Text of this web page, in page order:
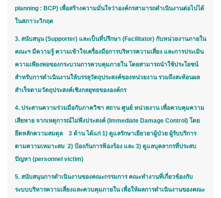
planning : BCP) เพื่อสร้างความมั่นใจว่าองค์กรสามารถดำเนินงานต่อไปได้
ในสภาวะวิกฤต
3. สนับสนุน (Supporter) และเป็นที่ปรึกษา (Facilitator) กับหน่วยงานภายใน
คณะฯ มีความรู้ ความเข้าใจเครื่องมือการบริหารความเสี่ยง และการประเมิน
ความเพียงพอของกระบวนการควบคุมภายใน โดยสามารถนำใช้ประโยชน์
สำหรับการดำเนินงานให้บรรลุวัตถุประสงค์ของหน่วยงาน รวมถึงสะท้อนผล
สำเร็จตามวัตถุประสงค์เชิงกลยุทธขององค์กร
4. ประสานความร่วมมือกับภาควิชา สถาน ศูนย์ หน่วยงาน เพื่อควบคุมความ
เสียหาย จากเหตุการณ์ไม่พึงประสงค์ (Immediate Damage Control) โดย
ยึดหลักความสมดุล 3 ด้าน ได้แก่ 1) ดูแลรักษาเยียวยาผู้ป่วย ผู้รับบริการ
ตามความเหมาะสม 2) ป้องกันการฟ้องร้อง และ 3) ดูแลบุคลากรที่ประสบ
ปัญหา (personnel victim)
5. สนับสนุนการดำเนินงานของคณะกรรมการ คณะทำงานที่เกี่ยวข้องกับ
ระบบบริหารความเสี่ยงและควบคุมภายใน เพื่อให้ผลการดำเนินงานของคณะ